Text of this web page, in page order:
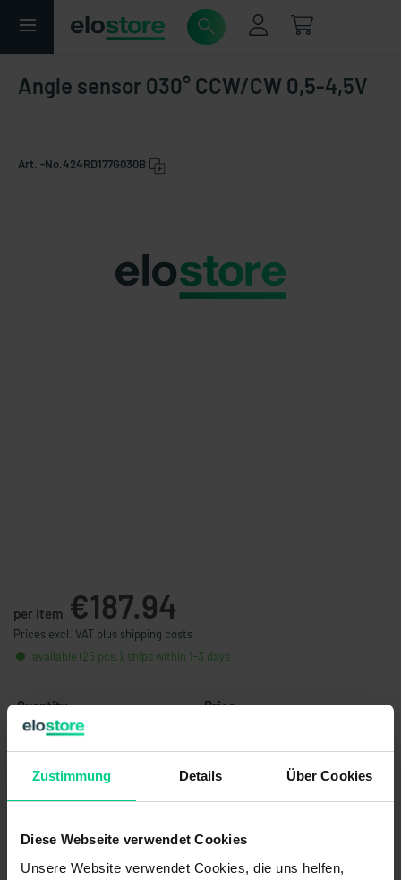
Zustimmung Details Über Cookies
Diese Webseite verwendet Cookies
Unsere Website verwendet Cookies, die uns helfen,
Angle sensor 030° CCW/CW 0,5-4,5V
Art. -No. 424RD177G030B
per item €187.94
Prices excl. VAT plus shipping costs
available (25 pcs.), ships within 1-3 days
Quantity Price
from 5 pcs.
from 25 pcs.
€148.64
- 21 %
from 50 pcs.
€133.78
- 29 %
Add to shopping cart